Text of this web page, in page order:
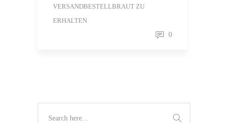
VERSANDBESTELLBRAUT ZU
ERHALTEN
0